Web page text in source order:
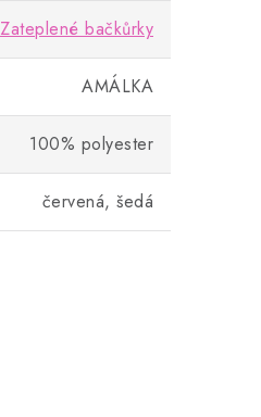
Zateplené bačkůrky
AMÁLKA
100% polyester
červená, šedá